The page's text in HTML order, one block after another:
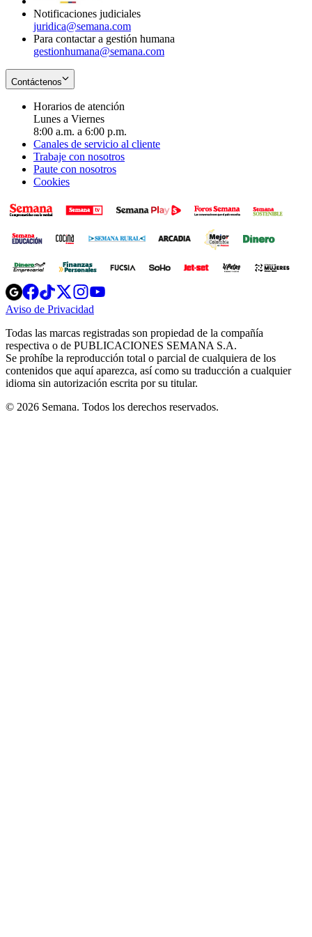
Notificaciones judiciales
juridica@semana.com
Para contactar a gestión humana
gestionhumana@semana.com
Contáctenos
Horarios de atención
Lunes a Viernes
8:00 a.m. a 6:00 p.m.
Canales de servicio al cliente
Trabaje con nosotros
Paute con nosotros
Cookies
Opens
in
new
Opens
in
new
Opens
in
new
window
Opens
new
windowwindow
Aviso de Privacidad
new
window
Todas las marcas registradas son propiedad de la compañía
respectiva o de PUBLICACIONES SEMANA S.A.
Se prohíbe la reproducción total o parcial de cualquiera de los
contenidos que aquí aparezca, así como su traducción a cualquier
idioma sin autorización escrita por su titular.
© 2026 Semana. Todos los derechos reservados.